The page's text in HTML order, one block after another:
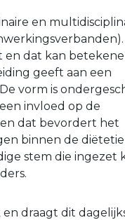
en
en dat kan
geeft aan een
vorm is
invloed op de
en dat bevordert het
binnen de
stem die ingezet
en draagt dit